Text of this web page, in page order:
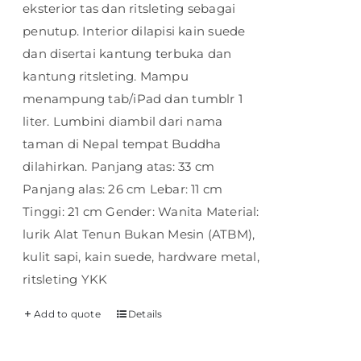
eksterior tas dan ritsleting sebagai
penutup. Interior dilapisi kain suede
dan disertai kantung terbuka dan
kantung ritsleting. Mampu
menampung tab/iPad dan tumblr 1
liter. Lumbini diambil dari nama
taman di Nepal tempat Buddha
dilahirkan. Panjang atas: 33 cm
Panjang alas: 26 cm Lebar: 11 cm
Tinggi: 21 cm Gender: Wanita Material:
lurik Alat Tenun Bukan Mesin (ATBM),
kulit sapi, kain suede, hardware metal,
ritsleting YKK
Add to quote Details